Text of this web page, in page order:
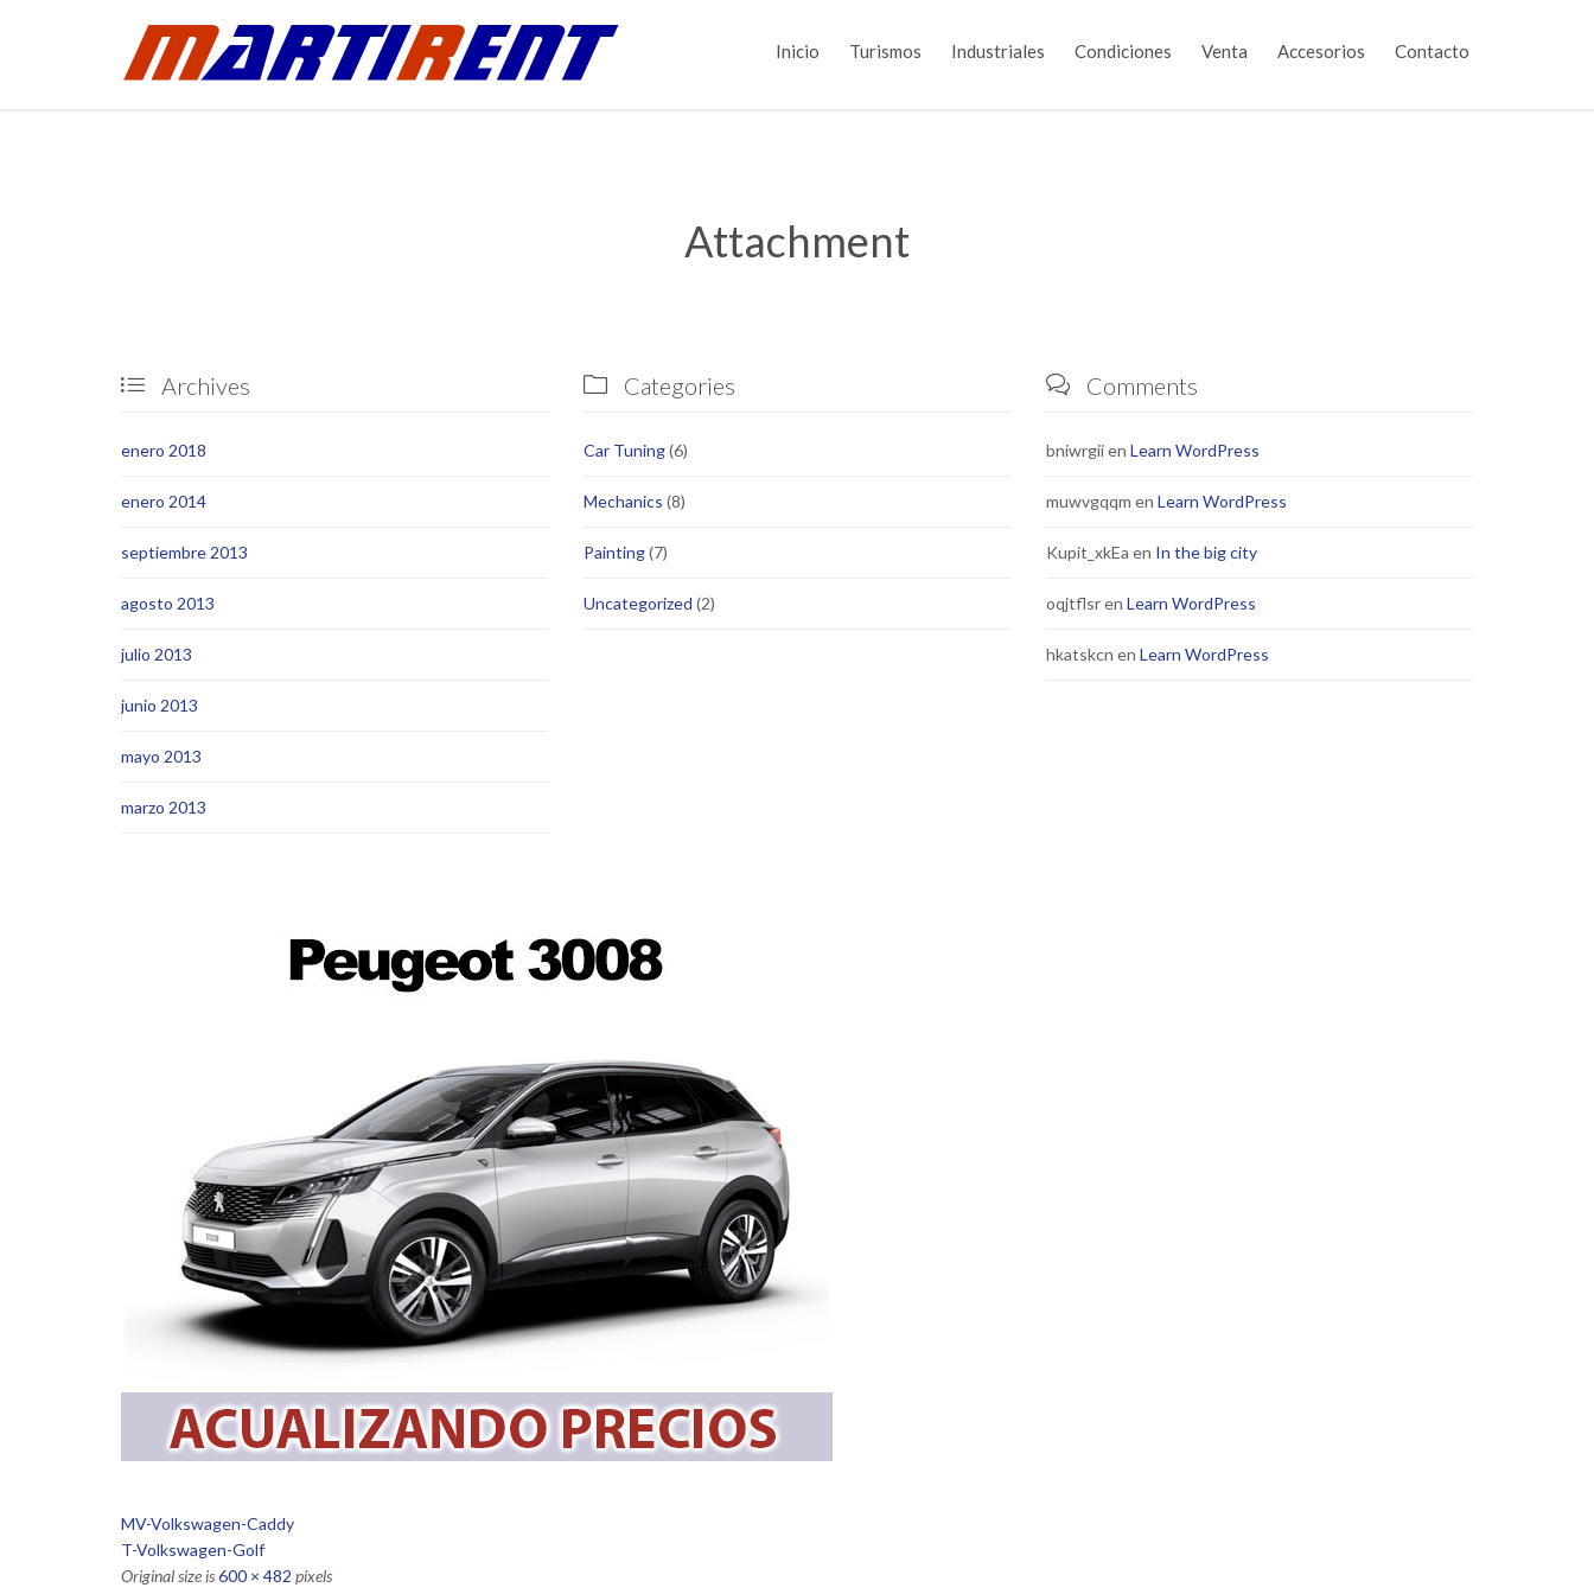
Inicio Turismos Industriales Condiciones Venta Accesorios Contacto
Attachment
 Archives
enero 2018
enero 2014
septiembre 2013
agosto 2013
julio 2013
junio 2013
mayo 2013
marzo 2013
 Categories
Car Tuning(6)
Mechanics (8)
Painting(7)
Uncategorized (2)
 Comments
bniwrgiien Learn WordPress
muwvgqqm en Learn WordPress
Kupit_xkEa en In the big city
oqjtflsren Learn WordPress
hkatskcn en Learn WordPress
MV-Volkswagen-Caddy
T-Volkswagen-Golf
Original size is600 × 482 pixels